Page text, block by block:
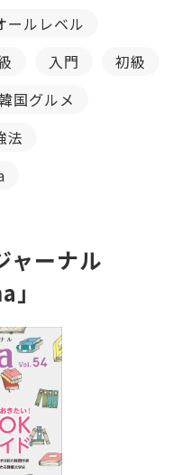
ールレベル
入門
初級
国グルメ
法
ャーナル
」